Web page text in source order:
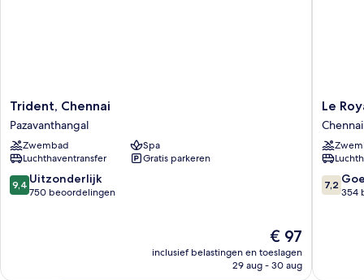
Trident,
Chennai
Pazavanthangal
Trident, Chennai
Pazavanthangal
Zwembad
Spa
Luchthaventransfer
Gratis parkeren
9.4
van
9,4 Uitzonderlijk
750 beoordelingen
De
prijs
is
€ 97
inclusief belastingen en toeslagen
29 aug - 30 aug
Le
Royal
Chennai
Chennai
Le
Chennai
7.2
van
7,2
354